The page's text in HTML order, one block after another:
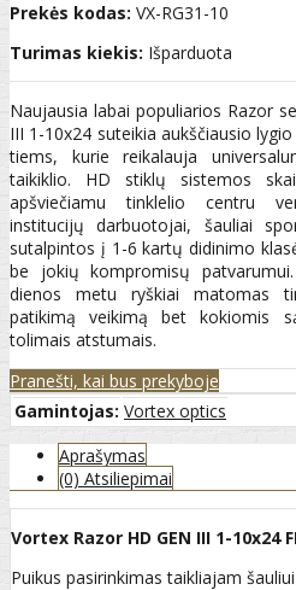
Prekės kodas: VX-RG31-10
Turimas kiekis: Išparduota
Naujausia labai populiarios Razor
III 1-10x24 suteikia aukščiausio
tiems, kurie reikalauja
taikiklio. HD stiklų sistemos
apšviečiamu tinklelio centru
institucijų darbuotojai, šauliai
sutalpintos į 1-6 kartų didinimo
be jokių kompromisų
dienos metu ryškiai matomas
patikimą veikimą bet kokiomis
tolimais atstumais.
Pranešti, kai bus prekyboje
Gamintojas: Vortex optics
Aprašymas
(0) Atsiliepimai
Vortex Razor HD GEN III 1-10x24
Puikus pasirinkimas taikliajam